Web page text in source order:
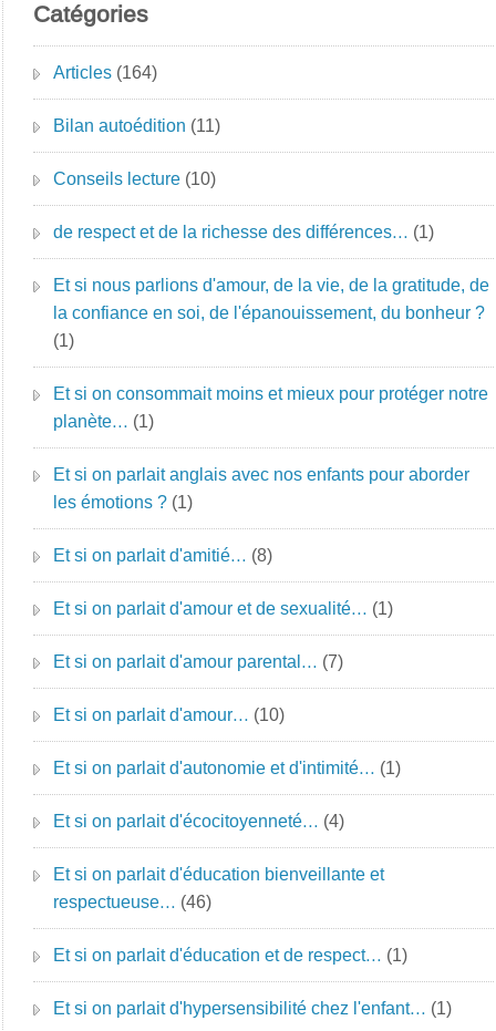
Catégories
Articles (164)
Bilan autoédition (11)
Conseils lecture (10)
de respect et de la richesse des différences… (1)
Et si nous parlions d'amour, de la vie, de la gratitude, de
la confiance en soi, de l'épanouissement, du bonheur ?
(1)
Et si on consommait moins et mieux pour protéger notre
planète… (1)
Et si on parlait anglais avec nos enfants pour aborder
les émotions ? (1)
Et si on parlait d'amitié… (8)
Et si on parlait d'amour et de sexualité… (1)
Et si on parlait d'amour parental… (7)
Et si on parlait d'amour… (10)
Et si on parlait d'autonomie et d'intimité… (1)
Et si on parlait d'écocitoyenneté… (4)
Et si on parlait d'éducation bienveillante et
respectueuse… (46)
Et si on parlait d'éducation et de respect… (1)
Et si on parlait d'hypersensibilité chez l'enfant… (1)